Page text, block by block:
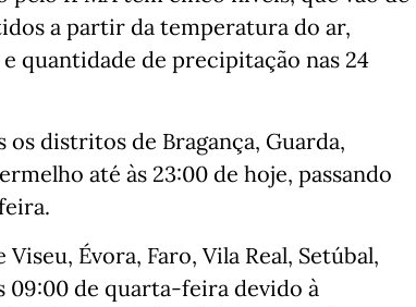
a partir da temperatura do ar,
quantidade de precipitação nas 24
distritos de Bragança, Guarda,
até às 23:00 de hoje, passando
Évora, Faro, Vila Real, Setúbal,
09:00 de quarta-feira devido à